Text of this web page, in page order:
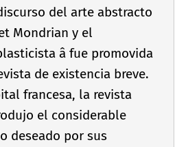
del arte abstracto
Mondrian y el
â fue promovida
de existencia breve.
francesa, la revista
el considerable
deseado por sus